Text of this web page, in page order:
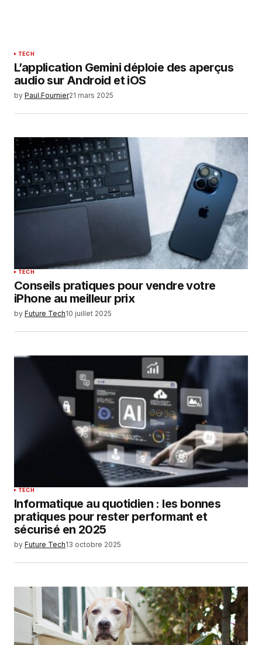
TECH
L’application Gemini déploie des aperçus
audio sur Android et iOS
by Paul.Fournier21 mars 2025
TECH
Conseils pratiques pour vendre votre
iPhone au meilleur prix
by Future Tech10 juillet 2025
TECH
Informatique au quotidien : les bonnes
pratiques pour rester performant et
sécurisé en 2025
by Future Tech13 octobre 2025